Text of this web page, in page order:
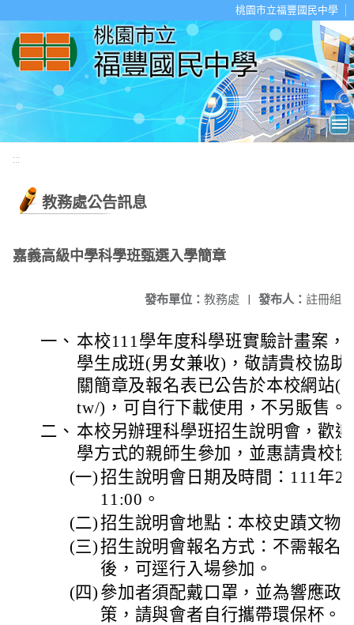
桃園市立福豐國民中學
:::
教務處公告訊息
嘉義高級中學科學班甄選入學簡章
發布人： 註冊組
發布單位： 教務處 |
一、 本校111學年度科學班實驗計畫案，
學生成班(男女兼收)，敬請貴校協
關簡章及報名表已公告於本校網站
tw/)，可自行下載使用，不另販售。
二、 本校另辦理科學班招生說明會，歡
學方式的親師生參加，並惠請貴校
(一)招生說明會日期及時間：111年2
11:00。
(二)招生說明會地點：本校史蹟文物
(三)招生說明會報名方式：不需報名
後，可逕行入場參加。
(四) 參加者須配戴口罩，並為響應政
策，請與會者自行攜帶環保杯。